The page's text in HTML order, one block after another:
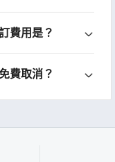
費用是？
費取消？